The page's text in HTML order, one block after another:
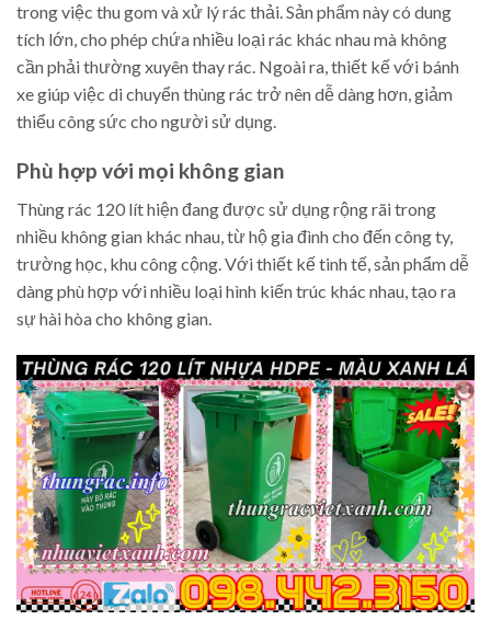
trong việc thu gom và xử lý rác thải. Sản phẩm này có dung
tích lớn, cho phép chứa nhiều loại rác khác nhau mà không
cần phải thường xuyên thay rác. Ngoài ra, thiết kế với bánh
xe giúp việc di chuyển thùng rác trở nên dễ dàng hơn, giảm
thiểu công sức cho người sử dụng.
Phù hợp với mọi không gian
Thùng rác 120 lít hiện đang được sử dụng rộng rãi trong
nhiều không gian khác nhau, từ hộ gia đình cho đến công ty,
trường học, khu công cộng. Với thiết kế tinh tế, sản phẩm dễ
dàng phù hợp với nhiều loại hình kiến trúc khác nhau, tạo ra
sự hài hòa cho không gian.